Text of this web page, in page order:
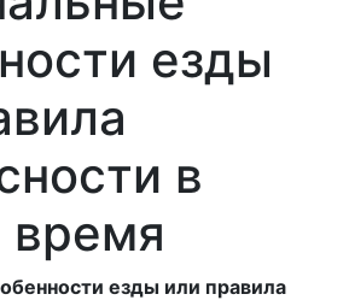
езды
в
время
езды или правила